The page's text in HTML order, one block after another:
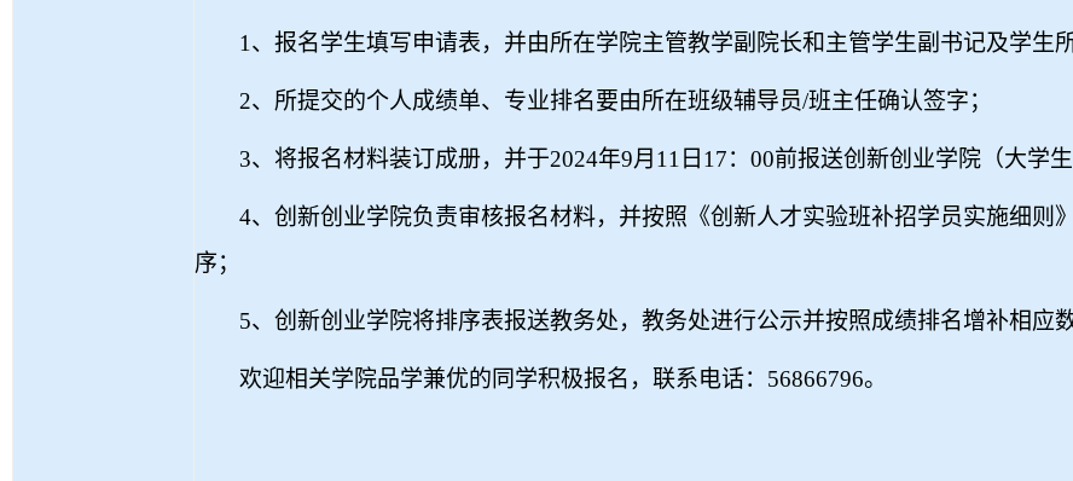
1 、报名学生填写申请表，并由所在学院主管教学副院长和主管学生副书记及学生
2、所提交的个人成绩单、专业排名要由所在班级辅导员/班主任确认签字；
3、将报名材料装订成册，并于2024年9月 11 日 17： 00前报送创新创业学院（大学
4、创新创业学院负责审核报名材料，并按照《创新人才实验班补招学员实施细则
序；
5、创新创业学院将排序表报送教务处，教务处进行公示并按照成绩排名增补相应
欢迎相关学院品学兼优的同学积极报名，联系电话： 56866796。